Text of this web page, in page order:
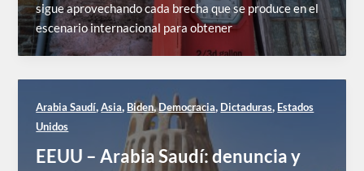
sigue aprovechando cada brecha que se produce en el
escenario internacional para obtener
Arabia Saudí,Asia, Biden,Democracia, Dictaduras, Estados
Unidos
EEUU – Arabia Saudí: denuncia y